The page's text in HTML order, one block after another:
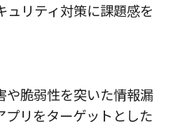
ュリティ対策に課題感を
や脆弱性を突いた情報漏
プリをターゲットとした